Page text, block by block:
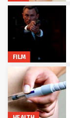
FILM
HEALTH